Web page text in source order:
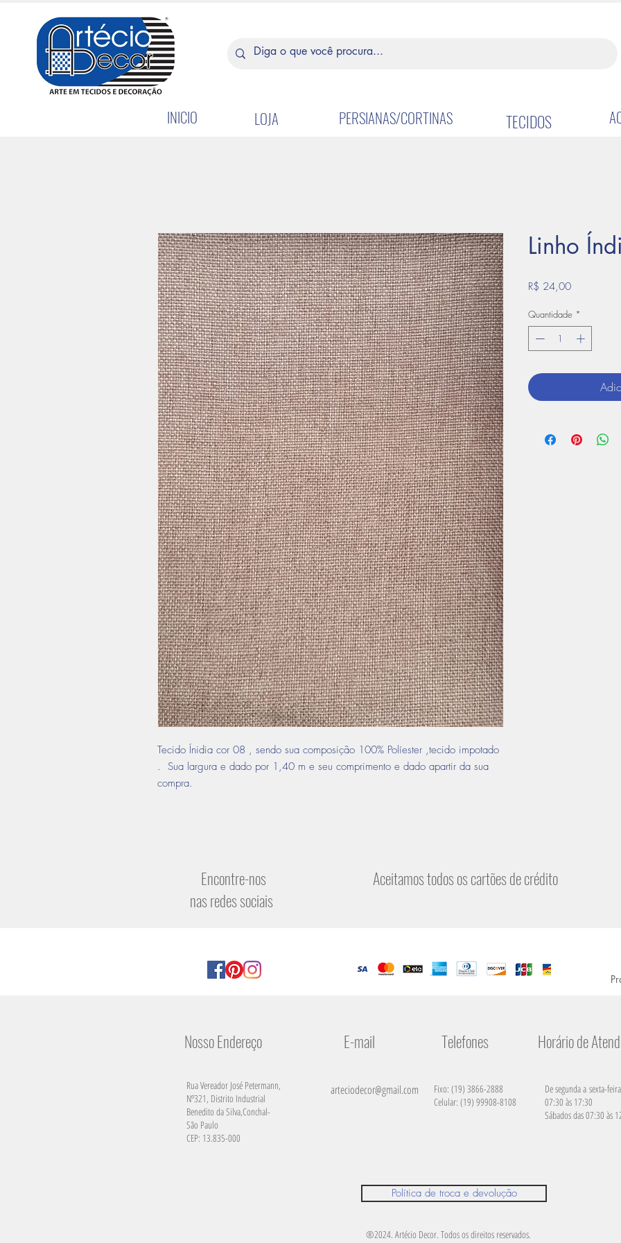
INICIO TECIDOS
PERSIANAS/CORTINAS
LOJA
Tecido Ínidia cor 08 , sendo sua composição 100% Políester ,tecido impotado
. Sua largura e dado por 1,40 m e seu comprimento e dado apartir da sua
compra.
Linho
R$ 24,00Preço
Quantidade *
Encontre-nos
nas redes sociais
Aceitamos todos os cartões de crédito
Nosso Endereço
Rua Vereador José Petermann,
Nº321, Distrito Industrial
Benedito da Silva,Conchal-
São Paulo
CEP: 13.835-000
E-mail Telefones Horário de
arteciodecor@gmail.com
Fixo: (19) 3866-2888
Celular: (19) 99908-8108
De segunda a sexta-
07:30 às 17:30
Sábados das 07:30 às
Política de troca e devolução
®2024. Artécio Decor. Todos os direitos reservados.